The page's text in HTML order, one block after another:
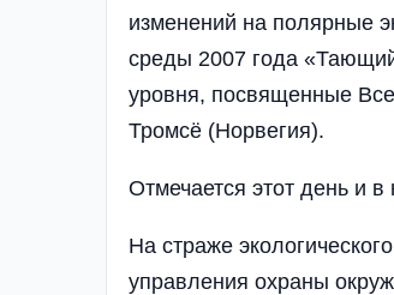
изменений на полярные
среды 2007 года
уровня, посвященные
Тромсё (Норвегия).
Отмечается этот день и
На страже
управления охраны